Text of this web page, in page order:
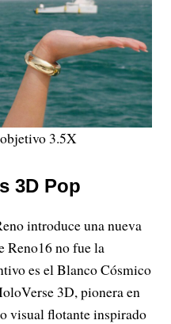
3.5X
3D Pop
introduce una nueva
Reno16 no fue la
es el Blanco Cósmico
3D, pionera en
visual flotante inspirado